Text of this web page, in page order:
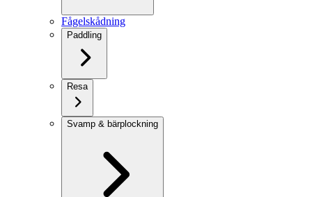
Fågelskådning
Paddling
Resa
Svamp & bärplockning